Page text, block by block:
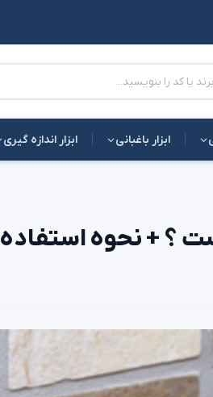
ابزار باغبانی ابزار اندازه گیری
؟ + نحوه استفاده